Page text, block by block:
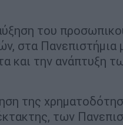
του
στα Πανεπιστήμια
και την ανάπτυξη
της
των